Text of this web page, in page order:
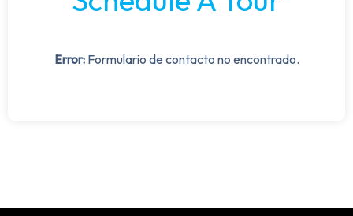
Error:Formulario de contacto no encontrado.